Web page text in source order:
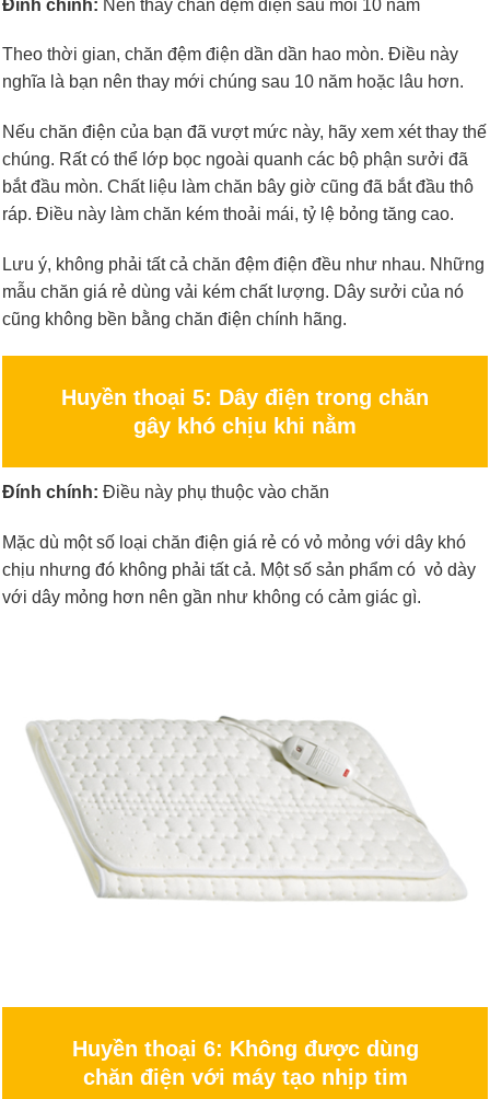
Đính chính: Nên thay chăn đệm điện sau mỗi 10 năm
Theo thời gian, chăn đệm điện dần dần hao mòn. Điều này
nghĩa là bạn nên thay mới chúng sau 10 năm hoặc lâu hơn.
Nếu chăn điện của bạn đã vượt mức này, hãy xem xét thay thế
chúng. Rất có thể lớp bọc ngoài quanh các bộ phận sưởi đã
bắt đầu mòn. Chất liệu làm chăn bây giờ cũng đã bắt đầu thô
ráp. Điều này làm chăn kém thoải mái, tỷ lệ bỏng tăng cao.
Lưu ý, không phải tất cả chăn đệm điện đều như nhau. Những
mẫu chăn giá rẻ dùng vải kém chất lượng. Dây sưởi của nó
cũng không bền bằng chăn điện chính hãng.
Huyền thoại 5: Dây điện trong chăn
gây khó chịu khi nằm
Đính chính: Điều này phụ thuộc vào chăn
Mặc dù một số loại chăn điện giá rẻ có vỏ mỏng với dây khó
chịu nhưng đó không phải tất cả. Một số sản phẩm có vỏ dày
với dây mỏng hơn nên gần như không có cảm giác gì.
Huyền thoại 6: Không được dùng
chăn điện với máy tạo nhịp tim